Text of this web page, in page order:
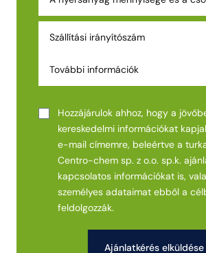
Hozzájárulok ahhoz, hogy a
kereskedelmi információkat
e-mail címemre, beleértve a
Centro-chem sp. z o.o. sp.k.
kapcsolatos információkat is,
személyes adataimat ebből a
feldolgozzák.